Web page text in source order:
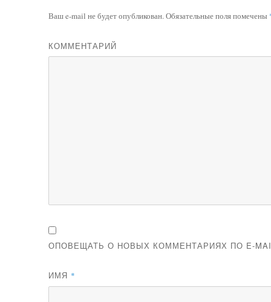
Ваш e-mail не будет опубликован.Обязательные поля помечены
КОММЕНТАРИЙ
ОПОВЕЩАТЬ О НОВЫХ КОММЕНТАРИЯХ ПО E-
ИМЯ *